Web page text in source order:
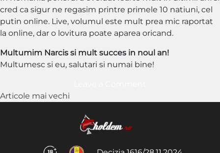
cred ca sigur ne regasim printre primele 10 natiuni, cel
putin online. Live, volumul este mult prea mic raportat
la online, dar o lovitura poate aparea oricand.
Multumim Narcis si mult succes in noul an!
Multumesc si eu, salutari si numai bine!
Navigare
Articole mai vechi